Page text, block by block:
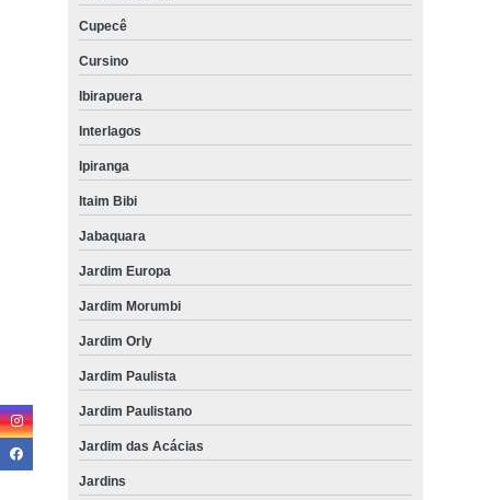
Cupecê
Cursino
Ibirapuera
Interlagos
Ipiranga
Itaim Bibi
Jabaquara
Jardim Europa
Jardim Morumbi
Jardim Orly
Jardim Paulista
Jardim Paulistano
Jardim das Acácias
Jardins